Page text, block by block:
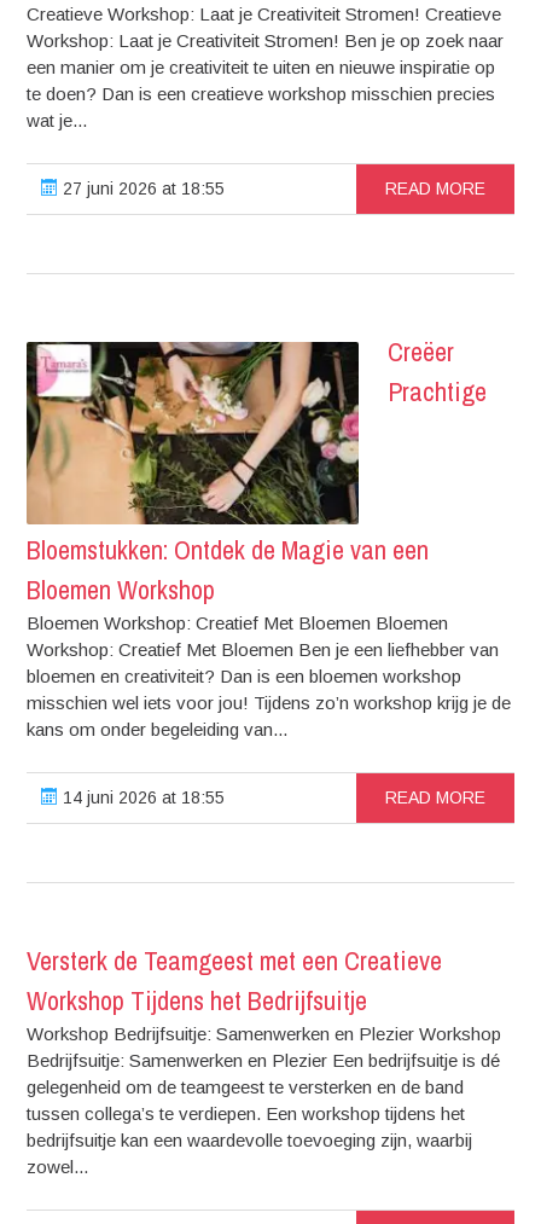
Creatieve Workshop: Laat je Creativiteit Stromen! Creatieve
Workshop: Laat je Creativiteit Stromen! Ben je op zoek naar
een manier om je creativiteit te uiten en nieuwe inspiratie op
te doen? Dan is een creatieve workshop misschien precies
wat je...
27 juni 2026 at 18:55 READ MORE
Creëer
Prachtige
Bloemstukken: Ontdek de Magie van een
Bloemen Workshop
Bloemen Workshop: Creatief Met Bloemen Bloemen
Workshop: Creatief Met Bloemen Ben je een liefhebber van
bloemen en creativiteit? Dan is een bloemen workshop
misschien wel iets voor jou! Tijdens zo’n workshop krijg je de
kans om onder begeleiding van...
14 juni 2026 at 18:55 READ MORE
Versterk de Teamgeest met een Creatieve
Workshop Tijdens het Bedrijfsuitje
Workshop Bedrijfsuitje: Samenwerken en Plezier Workshop
Bedrijfsuitje: Samenwerken en Plezier Een bedrijfsuitje is dé
gelegenheid om de teamgeest te versterken en de band
tussen collega’s te verdiepen. Een workshop tijdens het
bedrijfsuitje kan een waardevolle toevoeging zijn, waarbij
zowel...